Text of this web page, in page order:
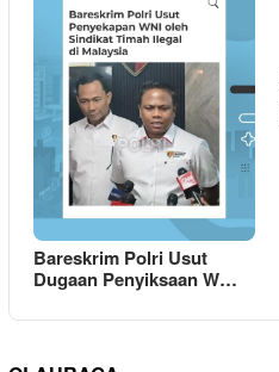
Bareskrim Polri Usut
Dugaan Penyiksaan W…